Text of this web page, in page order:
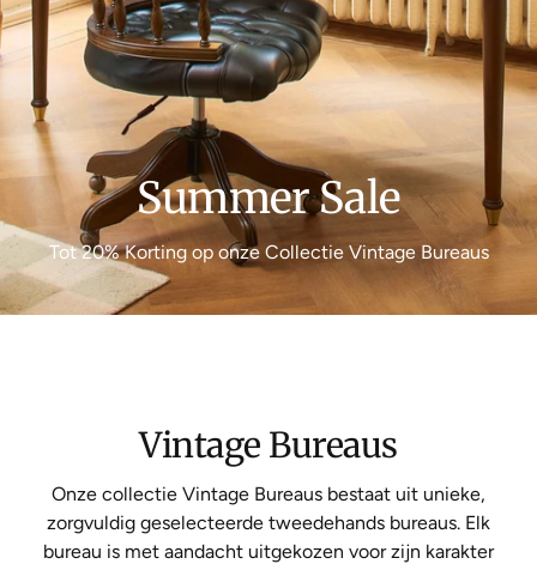
Summer Sale
Tot 20% Korting op onze Collectie Vintage Bureaus
Vintage Bureaus
Onze collectie Vintage Bureaus bestaat uit unieke,
zorgvuldig geselecteerde tweedehands bureaus. Elk
bureau is met aandacht uitgekozen voor zijn karakter